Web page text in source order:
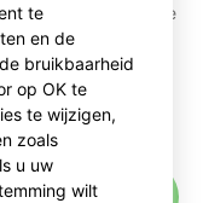
accepteert u de
privacybeleidvan
te
en de
bruikbaarheid
op OK te
te wijzigen,
zoals
u uw
wilt